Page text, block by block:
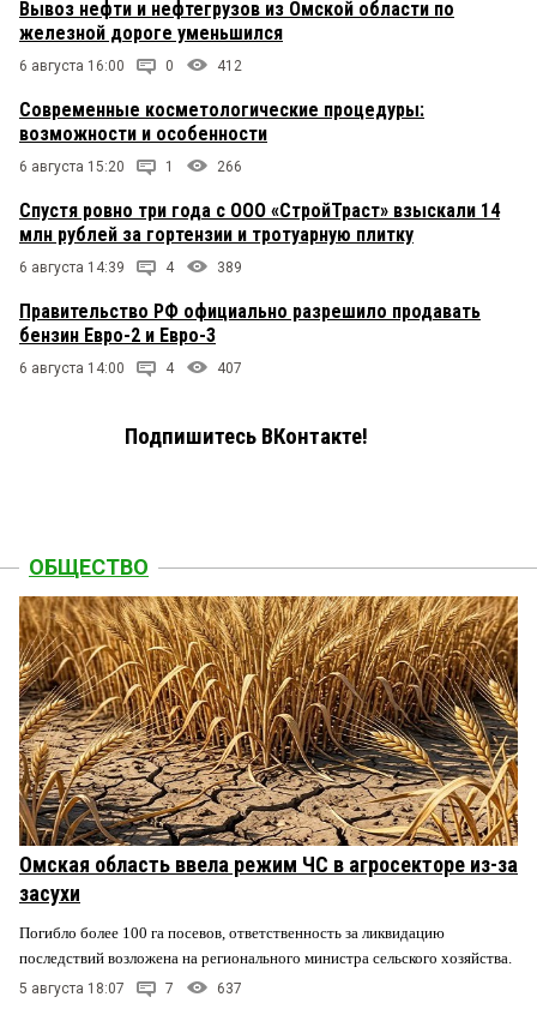
Вывоз нефти и нефтегрузов из Омской области по
железной дороге уменьшился
6 августа 16:00 0 412
Современные косметологические процедуры:
возможности и особенности
6 августа 15:20 1 266
Спустя ровно три года с ООО «СтройТраст» взыскали 14
млн рублей за гортензии и тротуарную плитку
6 августа 14:39 4 389
Правительство РФ официально разрешило продавать
бензин Евро-2 и Евро-3
6 августа 14:00 4 407
Подпишитесь ВКонтакте!
ОБЩЕСТВО
Омская область ввела режим ЧС в агросекторе из-за
засухи
Погибло более 100 га посевов, ответственность за ликвидацию
последствий возложена на регионального министра сельского хозяйства.
5 августа 18:07 7 637